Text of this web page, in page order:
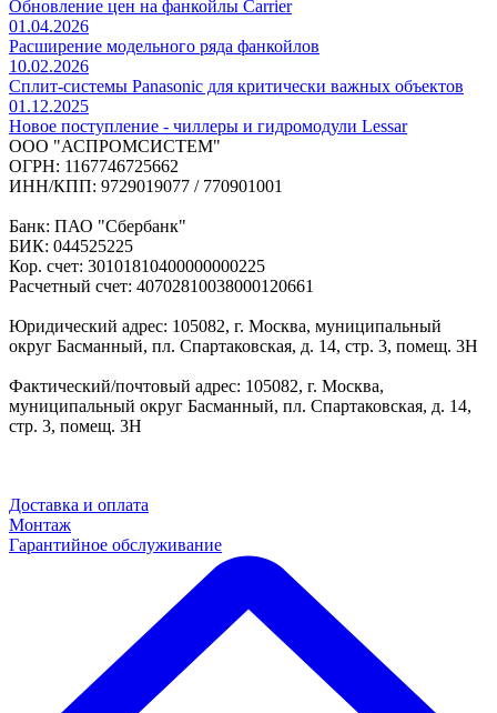
Обновление цен на фанкойлы Carrier
01.04.2026
Расширение модельного ряда фанкойлов
10.02.2026
Сплит-системы Panasonic для критически важных объектов
01.12.2025
Новое поступление - чиллеры и гидромодули Lessar
ООО "АСПРОМСИСТЕМ"
ОГРН: 1167746725662
ИНН/КПП: 9729019077 / 770901001
Банк: ПАО "Сбербанк"
БИК: 044525225
Кор. счет: 30101810400000000225
Расчетный счет: 40702810038000120661
Юридический адрес: 105082, г. Москва, муниципальный
округ Басманный, пл. Спартаковская, д. 14, стр. 3, помещ. 3Н
Фактический/почтовый адрес: 105082, г. Москва,
муниципальный округ Басманный, пл. Спартаковская, д. 14,
стр. 3, помещ. 3Н
Доставка и оплата
Монтаж
Гарантийное обслуживание